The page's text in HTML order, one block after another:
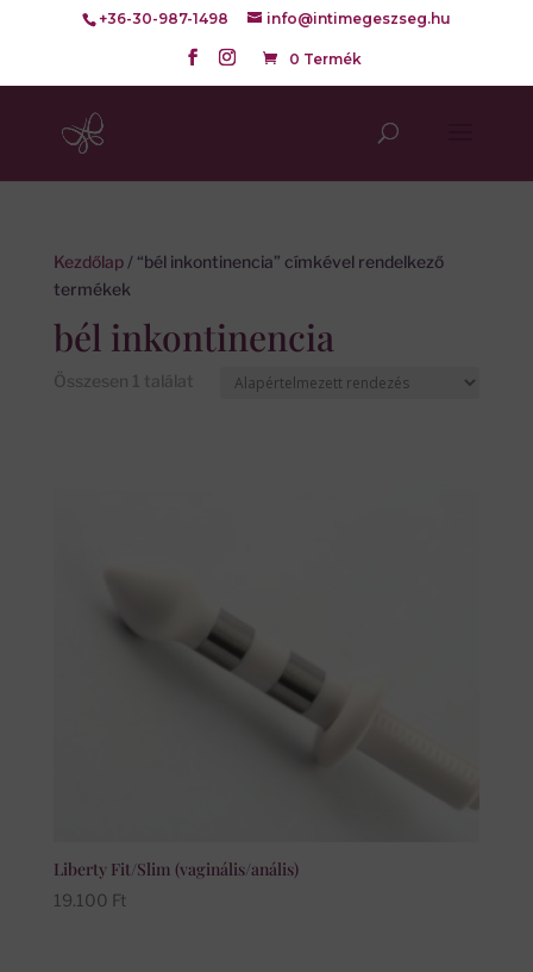
+36-30-987-1498 info@intimegeszseg.hu
0 Termék
Kezdőlap/ “bél inkontinencia” címkével rendelkező
termékek
bél inkontinencia
Összesen 1 találat
Liberty Fit/Slim (vaginális/anális)
19.100 Ft